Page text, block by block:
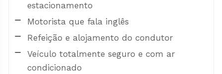
estacionamento
Motorista que fala inglês
Refeição e alojamento do condutor
Veículo totalmente seguro e com ar
condicionado